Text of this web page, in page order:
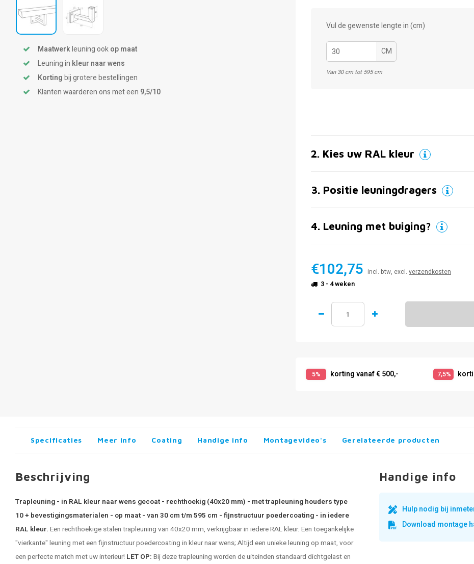
Maatwerkleuning ookop maat
Leuning in kleur naar wens
Kortingbij grotere bestellingen
Klanten waarderen ons met een 9,5/10
Vul de gewenste lengte in (cm)
CM
Van 30 cm tot 595 cm
2. Kies uw RAL kleur
3. Positie leuningdragers
4. Leuning met buiging?
€102,75 incl. btw, excl. verzendkosten
3 - 4 weken
5% korting vanaf € 500,- 7,5%
Specificaties Meer info Coating Handige info Montagevideo's Gerelateerde producten
Beschrijving
Trapleuning - in RAL kleur naar wens gecoat - rechthoekig (40x20 mm) - met trapleuning houders type
10 + bevestigingsmaterialen - op maat - van 30 cm t/m 595 cm - fijnstructuur poedercoating - in iedere
RAL kleur. Een rechthoekige stalen trapleuning van 40x20 mm, verkrijgbaar in iedere RAL kleur. Een toegankelijke
"vierkante" leuning met een fijnstructuur poedercoating in kleur naar wens; Altijd een uniekeleuning op maat, voor
een perfecte match met uw interieur! LET OP: Bij deze trapleuning worden de uiteinden standaard dichtgelast en
Handige info
Hulp nodig bij
Download montage